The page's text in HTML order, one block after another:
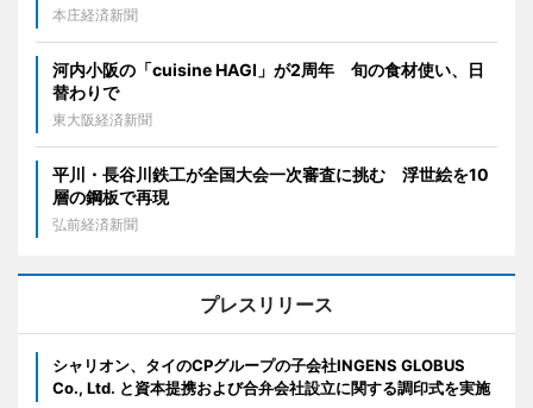
本庄経済新聞
河内小阪の「cuisine HAGI」が2周年 旬の食材使い、日
替わりで
東大阪経済新聞
平川・長谷川鉄工が全国大会一次審査に挑む 浮世絵を10
層の鋼板で再現
弘前経済新聞
プレスリリース
シャリオン、タイのCPグループの子会社INGENS GLOBUS
Co., Ltd. と資本提携および合弁会社設立に関する調印式を実施